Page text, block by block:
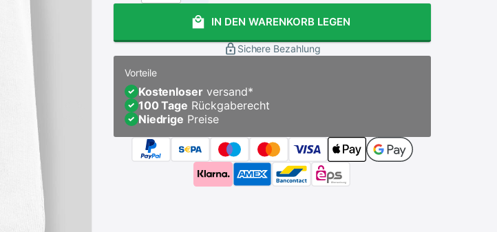
IN DEN WARENKORB LEGEN
Sichere Bezahlung
Vorteile
Kostenloser versand*
100 Tage Rückgaberecht
Niedrige Preise